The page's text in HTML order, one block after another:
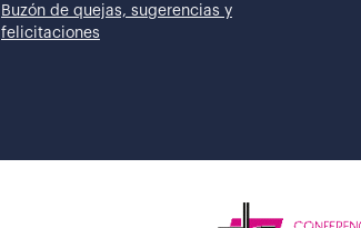
Buzón de quejas, sugerencias y
felicitaciones